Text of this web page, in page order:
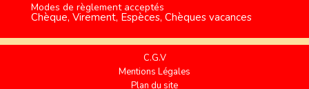
Modes de règlement acceptés
Chèque, Virement, Espèces, Chèques vacances
C.G.V
Mentions Légales
Plan du site